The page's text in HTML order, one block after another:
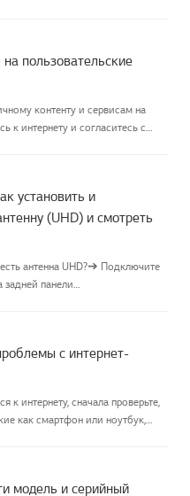
пользовательские
контенту и сервисам на
к интернету и согласитесь с
установить и
(UHD) и смотреть
антенна UHD?➔ Подключите
задней панели
с интернет-
к интернету, сначала проверьте,
как смартфон или ноутбук,
модель и серийный